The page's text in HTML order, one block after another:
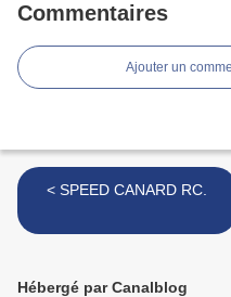
Commentaires
Ajouter un
< SPEED CANARD RC.
Hébergé par Canalblog